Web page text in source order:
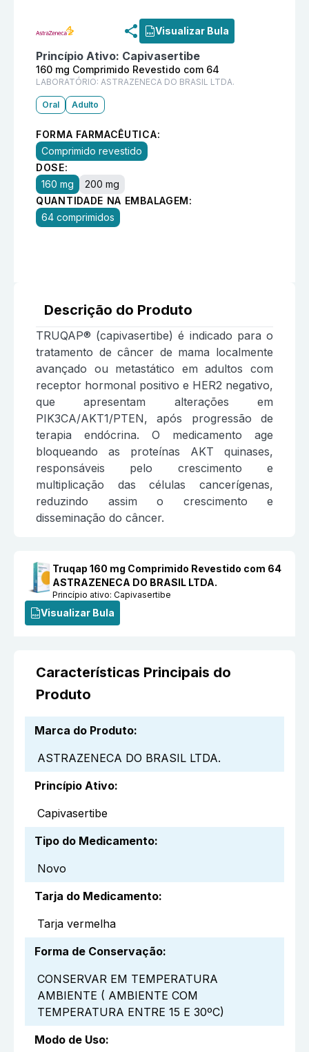
Visualizar Bula
Princípio Ativo: Capivasertibe
160 mg Comprimido Revestido com 64
LABORATÓRIO: ASTRAZENECA DO BRASIL LTDA.
Oral Adulto
FORMA FARMACÊUTICA:
Comprimido revestido
DOSE:
160 mg
200 mg
QUANTIDADE NA EMBALAGEM:
64 comprimidos
Descrição do Produto
TRUQAP® (capivasertibe) é indicado para o
tratamento de câncer de mama localmente
avançado ou metastático em adultos com
receptor hormonal positivo e HER2 negativo,
que apresentam alterações em
PIK3CA/AKT1/PTEN, após progressão de
terapia endócrina. O medicamento age
bloqueando as proteínas AKT quinases,
responsáveis pelo crescimento e
multiplicação das células cancerígenas,
reduzindo assim o crescimento e
disseminação do câncer.
Truqap 160 mg Comprimido Revestido com 64
ASTRAZENECA DO BRASIL LTDA.
Princípio ativo:Capivasertibe
Visualizar Bula
Características Principais do
Produto
Marca do Produto:
ASTRAZENECA DO BRASIL LTDA.
Princípio Ativo:
Capivasertibe
Tipo do Medicamento:
Novo
Tarja do Medicamento:
Tarja vermelha
Forma de Conservação:
CONSERVAR EM TEMPERATURA
AMBIENTE ( AMBIENTE COM
TEMPERATURA ENTRE 15 E 30ºC)
Modo de Uso: